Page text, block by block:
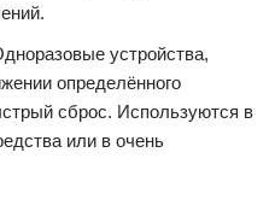
устройства,
определённого
сброс. Используются в
или в очень